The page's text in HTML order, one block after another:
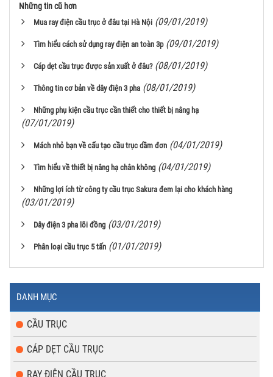
Những tin cũ hơn
Mua ray điện cầu trục ở đâu tại Hà Nội (09/01/2019)
Tìm hiểu cách sử dụng ray điện an toàn 3p (09/01/2019)
Cáp dẹt cầu trục được sản xuất ở đâu? (08/01/2019)
Thông tin cơ bản về dây điện 3 pha (08/01/2019)
Những phụ kiện cầu trục cần thiết cho thiết bị nâng hạ
(07/01/2019)
Mách nhỏ bạn về cấu tạo cầu trục dầm đơn (04/01/2019)
Tìm hiểu về thiết bị nâng hạ chân không (04/01/2019)
Những lợi ích từ công ty cầu trục Sakura đem lại cho khách hàng
(03/01/2019)
Dây điện 3 pha lõi đồng (03/01/2019)
Phân loại cầu trục 5 tấn (01/01/2019)
DANH MỤC
CẦU TRỤC
CÁP DẸT CẦU TRỤC
RAY ĐIỆN CẦU TRỤC